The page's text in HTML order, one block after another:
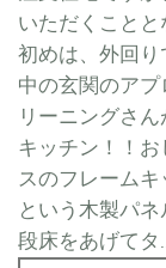
いただくこと
初めは、外回
中の玄関のア
リーニングさ
キッチン！！
スのフレーム
という木製パ
段床をあげてタ